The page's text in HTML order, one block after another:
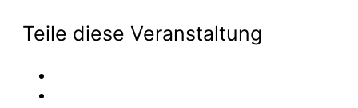
Teile diese Veranstaltung